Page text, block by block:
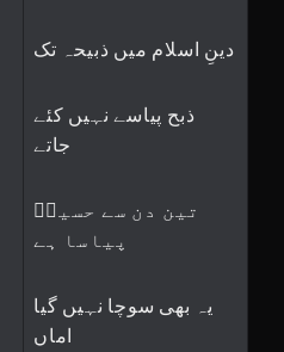
دینِ اسلام میں ذبیحہ تک
ذبح پیاسے نہیں کئے
جاتے
تین دن سے حسینؑ
پیاسا ہے
یہ بھی سوچا نہیں گیا
اماں